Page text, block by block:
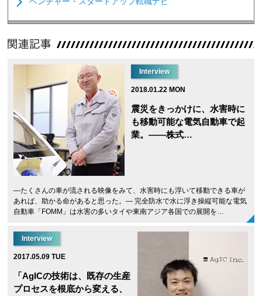
Interview
2018.01.22 MON
震災をきっかけに、水害時に
も移動可能な電気自動車で起
業。――株式…
―たくさんの車が流される映像をみて、水害時にも浮いて移動できる車が
あれば、助かる命があると思った。― 完全防水で水に浮き操縦可能な電気
自動車「FOMM」は水害の多いタイや東南アジア各国での展開を…
Interview
2017.05.09 TUE
「AgICの技術は、既存の生産
プロセスを根底から変える、